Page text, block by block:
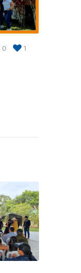
0 1